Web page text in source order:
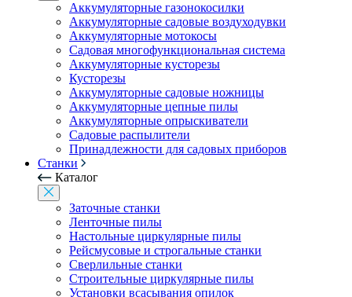
Аккумуляторные газонокосилки
Аккумуляторные садовые воздуходувки
Аккумуляторные мотокосы
Садовая многофункциональная система
Аккумуляторные кусторезы
Кусторезы
Аккумуляторные садовые ножницы
Аккумуляторные цепные пилы
Аккумуляторные опрыскиватели
Садовые распылители
Принадлежности для садовых приборов
Станки
Каталог
Заточные станки
Ленточные пилы
Настольные циркулярные пилы
Рейсмусовые и строгальные станки
Сверлильные станки
Строительные циркулярные пилы
Установки всасывания опилок